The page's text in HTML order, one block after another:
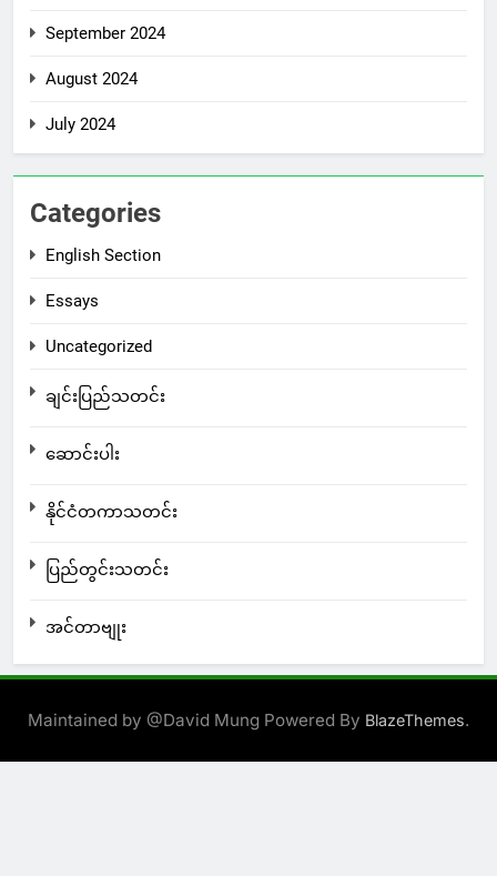
September 2024
August 2024
July 2024
Categories
English Section
Essays
Uncategorized
ချင်းပြည်သတင်း
ဆောင်းပါး
နိုင်ငံတကာသတင်း
ပြည်တွင်းသတင်း
အင်တာဗျုး
Maintained by @David Mung Powered By BlazeThemes.